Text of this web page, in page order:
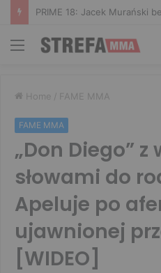
Menu
Home / FAME MMA
FAME MMA
„Don Diego”
słowami do
Apeluje po
ujawnionej
[WIDEO]